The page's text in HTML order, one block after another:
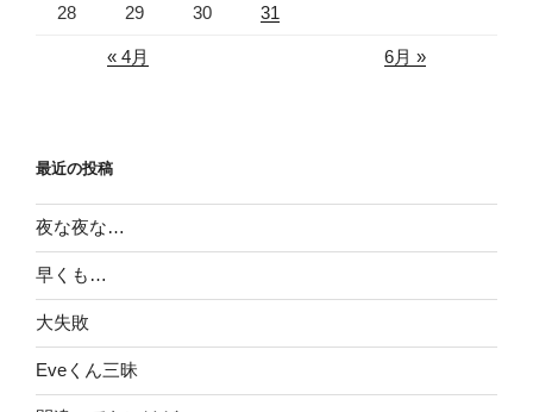
28 29 30 31
« 4月 6月 »
最近の投稿
夜な夜な…
早くも…
大失敗
Eveくん三昧